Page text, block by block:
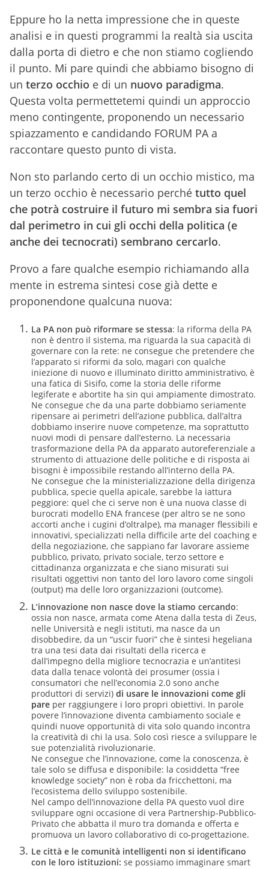
Eppure ho la netta impressione che in queste
analisi e in questi programmi la realtà sia uscita
dalla porta di dietro e che non stiamo cogliendo
il punto. Mi pare quindi che abbiamo bisogno di
un terzo occhio e di un nuovo paradigma.
Questa volta permettetemi quindi un approccio
meno contingente, proponendo un necessario
spiazzamento e candidando FORUM PA a
raccontare questo punto di vista.
Non sto parlando certo di un occhio mistico, ma
un terzo occhio è necessario perché tutto quel
che potrà costruire il futuro mi sembra sia fuori
dal perimetro in cui gli occhi della politica (e
anche dei tecnocrati) sembrano cercarlo.
Provo a fare qualche esempio richiamando alla
mente in estrema sintesi cose già dette e
proponendone qualcuna nuova:
La PA non può riformare se stessa: la riforma della PA
non è dentro il sistema, ma riguarda la sua capacità di
governare con la rete: ne consegue che pretendere che
l’apparato si riformi da solo, magari con qualche
iniezione di nuovo e illuminato diritto amministrativo, è
una fatica di Sisifo, come la storia delle riforme
legiferate e abortite ha sin qui ampiamente dimostrato.
Ne consegue che da una parte dobbiamo seriamente
ripensare ai perimetri dell’azione pubblica, dall’altra
dobbiamo inserire nuove competenze, ma soprattutto
nuovi modi di pensare dall’esterno. La necessaria
trasformazione della PA da apparato autoreferenziale a
strumento di attuazione delle politiche e di risposta ai
bisogni è impossibile restando all’interno della PA.
Ne consegue che la ministerializzazione della dirigenza
pubblica, specie quella apicale, sarebbe la iattura
peggiore: quel che ci serve non è una nuova classe di
burocrati modello ENA francese (per altro se ne sono
accorti anche i cugini d’oltralpe), ma manager flessibili e
innovativi, specializzati nella difficile arte del coaching e
della negoziazione, che sappiano far lavorare assieme
pubblico, privato, privato sociale, terzo settore e
cittadinanza organizzata e che siano misurati sui
risultati oggettivi non tanto del loro lavoro come singoli
(output) ma delle loro organizzazioni (outcome).
L’innovazione non nasce dove la stiamo cercando:
ossia non nasce, armata come Atena dalla testa di Zeus,
nelle Università e negli istituti, ma nasce da un
disobbedire, da un “uscir fuori” che è sintesi hegeliana
tra una tesi data dai risultati della ricerca e
dall’impegno della migliore tecnocrazia e un’antitesi
data dalla tenace volontà dei prosumer (ossia i
consumatori che nell’economia 2.0 sono anche
produttori di servizi) di usare le innovazioni come gli
pare per raggiungere i loro propri obiettivi. In parole
povere l’innovazione diventa cambiamento sociale e
quindi nuove opportunità di vita solo quando incontra
la creatività di chi la usa. Solo così riesce a sviluppare le
sue potenzialità rivoluzionarie.
Ne consegue che l’innovazione, come la conoscenza, è
tale solo se diffusa e disponibile: la cosiddetta “free
knowledge society” non è roba da fricchettoni, ma
l’ecosistema dello sviluppo sostenibile.
Nel campo dell’innovazione della PA questo vuol dire
sviluppare ogni occasione di vera Partnership-Pubblico-
Privato che abbatta il muro tra domanda e offerta e
promuova un lavoro collaborativo di co-progettazione.
Le città e le comunità intelligenti non si identificano
con le loro istituzioni: se possiamo immaginare smart